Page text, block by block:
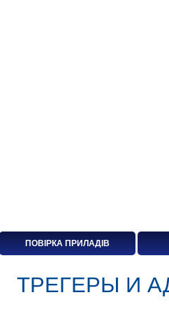
ПОВІРКА ПРИЛАДІВ
ТРЕГЕРЫ И